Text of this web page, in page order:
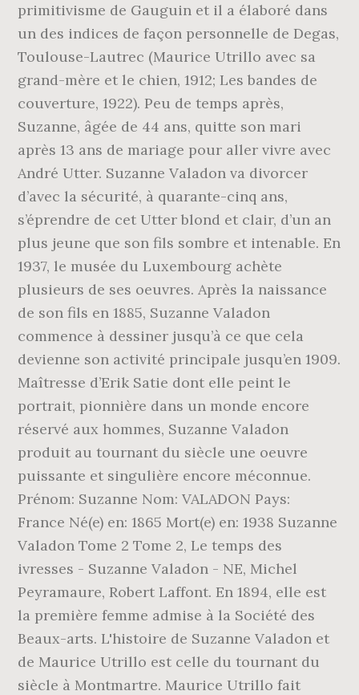
primitivisme de Gauguin et il a élaboré dans
un des indices de façon personnelle de Degas,
Toulouse-Lautrec (Maurice Utrillo avec sa
grand-mère et le chien, 1912; Les bandes de
couverture, 1922). Peu de temps après,
Suzanne, âgée de 44 ans, quitte son mari
après 13 ans de mariage pour aller vivre avec
André Utter. Suzanne Valadon va divorcer
d’avec la sécurité, à quarante-cinq ans,
s’éprendre de cet Utter blond et clair, d’un an
plus jeune que son fils sombre et intenable. En
1937, le musée du Luxembourg achète
plusieurs de ses oeuvres. Après la naissance
de son fils en 1885, Suzanne Valadon
commence à dessiner jusqu’à ce que cela
devienne son activité principale jusqu’en 1909.
Maîtresse d’Erik Satie dont elle peint le
portrait, pionnière dans un monde encore
réservé aux hommes, Suzanne Valadon
produit au tournant du siècle une oeuvre
puissante et singulière encore méconnue.
Prénom: Suzanne Nom: VALADON Pays:
France Né(e) en: 1865 Mort(e) en: 1938 Suzanne
Valadon Tome 2 Tome 2, Le temps des
ivresses - Suzanne Valadon - NE, Michel
Peyramaure, Robert Laffont. En 1894, elle est
la première femme admise à la Société des
Beaux-arts. L'histoire de Suzanne Valadon et
de Maurice Utrillo est celle du tournant du
siècle à Montmartre. Maurice Utrillo fait